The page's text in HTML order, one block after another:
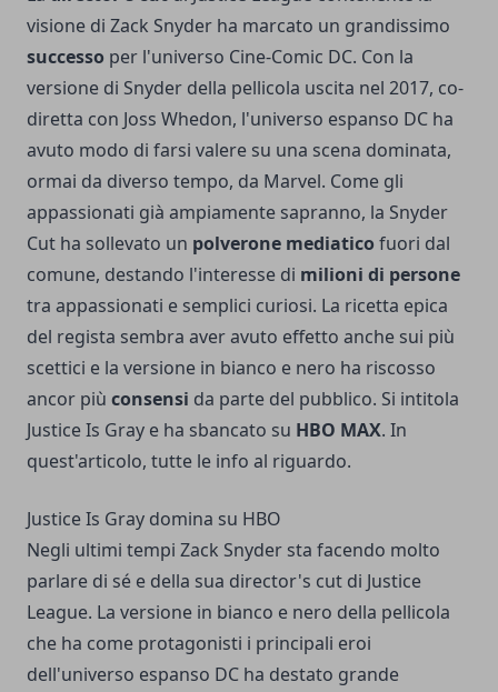
visione di Zack Snyder ha marcato un grandissimo
successo per l'universo Cine-Comic DC. Con la
versione di Snyder della pellicola uscita nel 2017, co-
diretta con Joss Whedon, l'universo espanso DC ha
avuto modo di farsi valere su una scena dominata,
ormai da diverso tempo, da Marvel. Come gli
appassionati già ampiamente sapranno, la Snyder
Cut ha sollevato un polverone mediatico fuori dal
comune, destando l'interesse di milioni di persone
tra appassionati e semplici curiosi. La ricetta epica
del regista sembra aver avuto effetto anche sui più
scettici e la versione in bianco e nero ha riscosso
ancor più consensi da parte del pubblico. Si intitola
Justice Is Gray e ha sbancato su HBO MAX. In
quest'articolo, tutte le info al riguardo.
Justice Is Gray domina su HBO
Negli ultimi tempi Zack Snyder sta facendo molto
parlare di sé e della sua director's cut di Justice
League. La versione in bianco e nero della pellicola
che ha come protagonisti i principali eroi
dell'universo espanso DC ha destato grande